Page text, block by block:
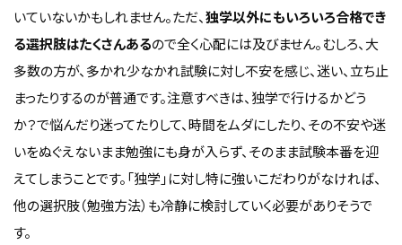
いていないかもしれません。ただ、独学以外にもいろいろ合格でき
る選択肢はたくさんあるので全く心配には及びません。むしろ、大
多数の方が、多かれ少なかれ試験に対し不安を感じ、迷い、立ち止
まったりするのが普通です。注意すべきは、独学で行けるかどう
か？で悩んだり迷ってたりして、時間をムダにしたり、その不安や迷
いをぬぐえないまま勉強にも身が入らず、そのまま試験本番を迎
えてしまうことです。「独学」に対し特に強いこだわりがなければ、
他の選択肢（勉強方法）も冷静に検討していく必要がありそうで
す。